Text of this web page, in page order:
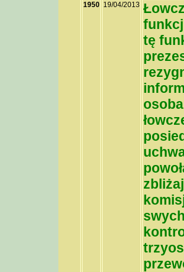
1950 19/04/2013
tę